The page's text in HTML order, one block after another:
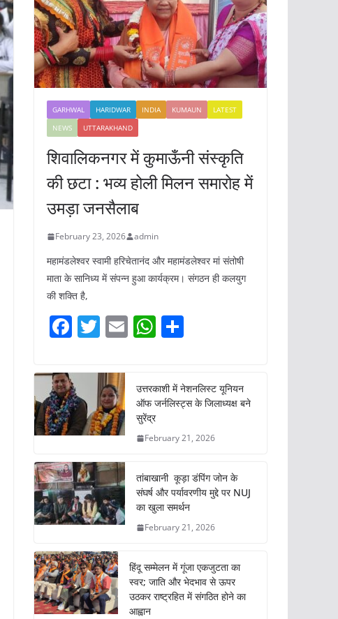
GARHWAL HARIDWAR INDIA KUMAUN
LATEST
NEWS
UTTARAKHAND
शिवालिकनगर में कुमाऊँनी संस्कृति
की छटा : भव्य होली मिलन समारोह में
उमड़ा जनसैलाब
February 23, 2026 admin
महामंडलेश्वर स्वामी हरिचेतानंद और महामंडलेश्वर मां संतोषी
माता के सानिध्य में संपन्न हुआ कार्यक्रम। संगठन ही कलयुग
की शक्ति है,
F
c
e
b
o
o
k
T
itt
er
E W
s
A
p
e
उत्तरकाशी में नेशनलिस्ट यूनियन
ऑफ जर्नलिस्ट्स के जिलाध्यक्ष बने
सुरेंद्र
February 21, 2026
तांबाखानी कूड़ा डंपिंग जोन के
संघर्ष और पर्यावरणीय मुद्दे पर NUJ
का खुला समर्थन
February 21, 2026
हिंदू सम्मेलन में गूंजा एकजुटता का
स्वर; जाति और भेदभाव से ऊपर
उठकर राष्ट्रहित में संगठित होने का
आह्वान